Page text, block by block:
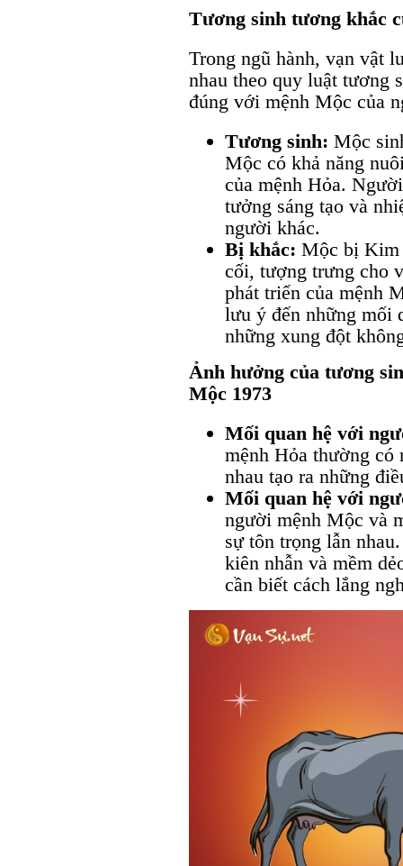
Tương sinh tương khắc
Trong ngũ hành, vạn vật
nhau theo quy luật tương
đúng với mệnh Mộc của
Tương sinh: Mộc
Mộc có khả năng
của mệnh Hỏa.
tưởng sáng tạo và
người khác.
Bị khắc: Mộc bị Kim
cối, tượng trưng cho
phát triển của mệnh
lưu ý đến những mối
những xung đột
Ảnh hưởng của tương
Mộc 1973
Mối quan hệ với
mệnh Hỏa thường có
nhau tạo ra những
Mối quan hệ với
người mệnh Mộc và
sự tôn trọng lẫn
kiên nhẫn và mềm
cần biết cách lắng